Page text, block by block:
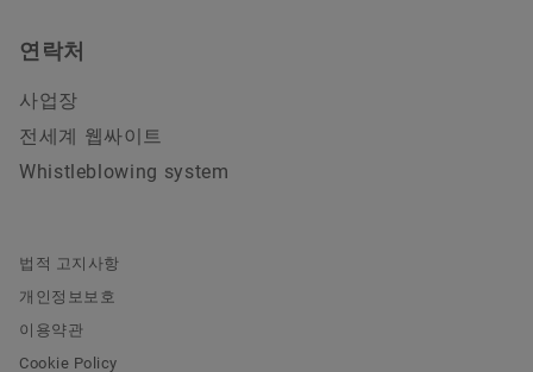
연락처
사업장
전세계 웹싸이트
Whistleblowing system
법적 고지사항
개인정보보호
이용약관
Cookie Policy